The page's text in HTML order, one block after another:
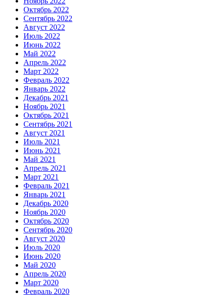
Октябрь 2022
Сентябрь 2022
Август 2022
Июль 2022
Июнь 2022
Май 2022
Апрель 2022
Март 2022
Февраль 2022
Январь 2022
Декабрь 2021
Ноябрь 2021
Октябрь 2021
Сентябрь 2021
Август 2021
Июль 2021
Июнь 2021
Май 2021
Апрель 2021
Март 2021
Февраль 2021
Январь 2021
Декабрь 2020
Ноябрь 2020
Октябрь 2020
Сентябрь 2020
Август 2020
Июль 2020
Июнь 2020
Май 2020
Апрель 2020
Март 2020
Февраль 2020